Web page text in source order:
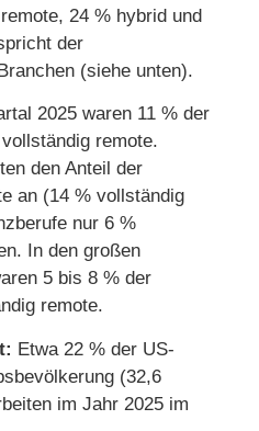
24 % hybrid und
der
(siehe unten).
2025 waren 11 % der
remote.
den Anteil der
an (14 % vollständig
nur 6 %
In den großen
5 bis 8 % der
remote.
Etwa 22 % der US-
(32,6
im Jahr 2025 im